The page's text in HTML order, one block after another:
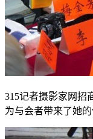
315记者摄影家网招
为与会者带来了她的